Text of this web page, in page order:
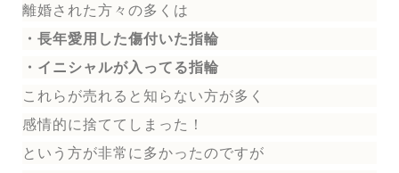
離婚された方々の多くは
・長年愛用した傷付いた指輪
・イニシャルが入ってる指輪
これらが売れると知らない方が多く
感情的に捨ててしまった！
という方が非常に多かったのですが